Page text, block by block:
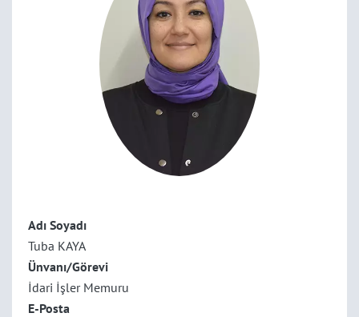
Adı Soyadı
Tuba KAYA
Ünvanı/Görevi
İdari İşler Memuru
E-Posta